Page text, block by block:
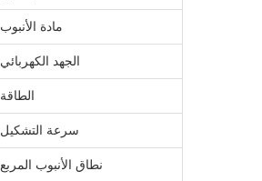
مادة الأنبوب
الجهد الكهربائي
الطاقة
سرعة التشكيل
نطاق الأنبوب المربع